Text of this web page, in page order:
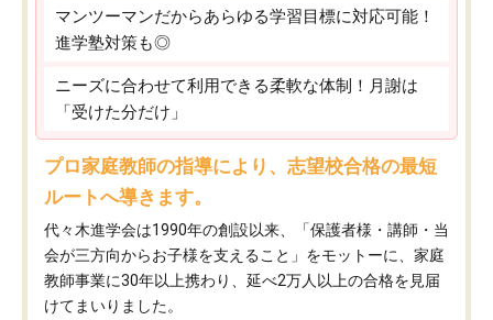
マンツーマンだからあらゆる学習目標に対応可能！
進学塾対策も◎
ニーズに合わせて利用できる柔軟な体制！月謝は
「受けた分だけ」
プロ家庭教師の指導により、志望校合格の最短
ルートへ導きます。
代々木進学会は1990年の創設以来、「保護者様・講師・当
会が三方向からお子様を支えること」をモットーに、家庭
教師事業に30年以上携わり、延べ2万人以上の合格を見届
けてまいりました。